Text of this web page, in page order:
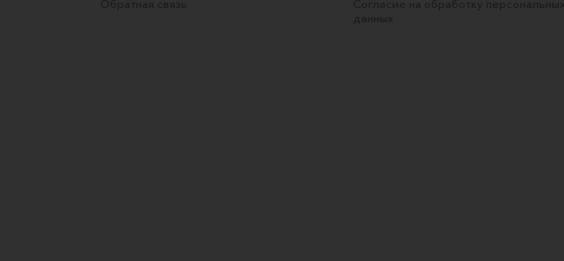
Обратная связь
Согласие на обработку персональных
данных